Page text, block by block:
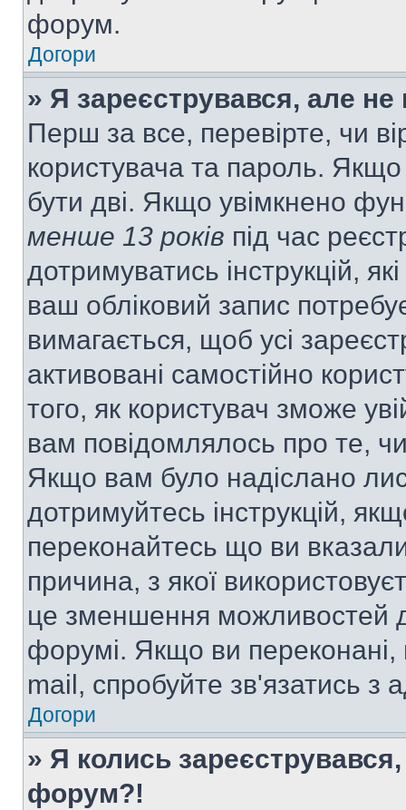
форум.
Догори
» Я зареєструвався, але
Перш за все, перевірте, чи
користувача та пароль.
бути дві. Якщо увімкнено
менше 13 років під час
дотримуватись інструкцій,
ваш обліковий запис
вимагається, щоб усі
активовані самостійно
того, як користувач зможе
вам повідомлялось про те,
Якщо вам було надіслано
дотримуйтесь інструкцій,
переконайтесь що ви
причина, з якої
це зменшення можливостей
форумі. Якщо ви
mail, спробуйте зв'язатись з
Догори
» Я колись
форум?!